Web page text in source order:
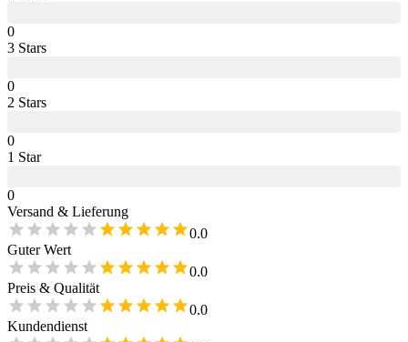
0
3 Stars
0
2 Stars
0
1 Star
0
Versand & Lieferung
0.0
Guter Wert
0.0
Preis & Qualität
0.0
Kundendienst